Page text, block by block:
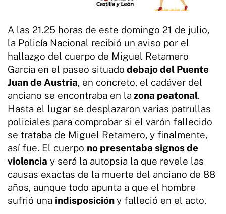
A las 21.25 horas de este domingo 21 de julio,
la Policía Nacional recibió un aviso por el
hallazgo del cuerpo de Miguel Retamero
García en el paseo situado debajo del Puente
Juan de Austria, en concreto, el cadáver del
anciano se encontraba en la zona peatonal.
Hasta el lugar se desplazaron varias patrullas
policiales para comprobar si el varón fallecido
se trataba de Miguel Retamero, y finalmente,
así fue. El cuerpo no presentaba signos de
violencia y será la autopsia la que revele las
causas exactas de la muerte del anciano de 88
años, aunque todo apunta a que el hombre
sufrió una indisposicióny falleció en el acto.